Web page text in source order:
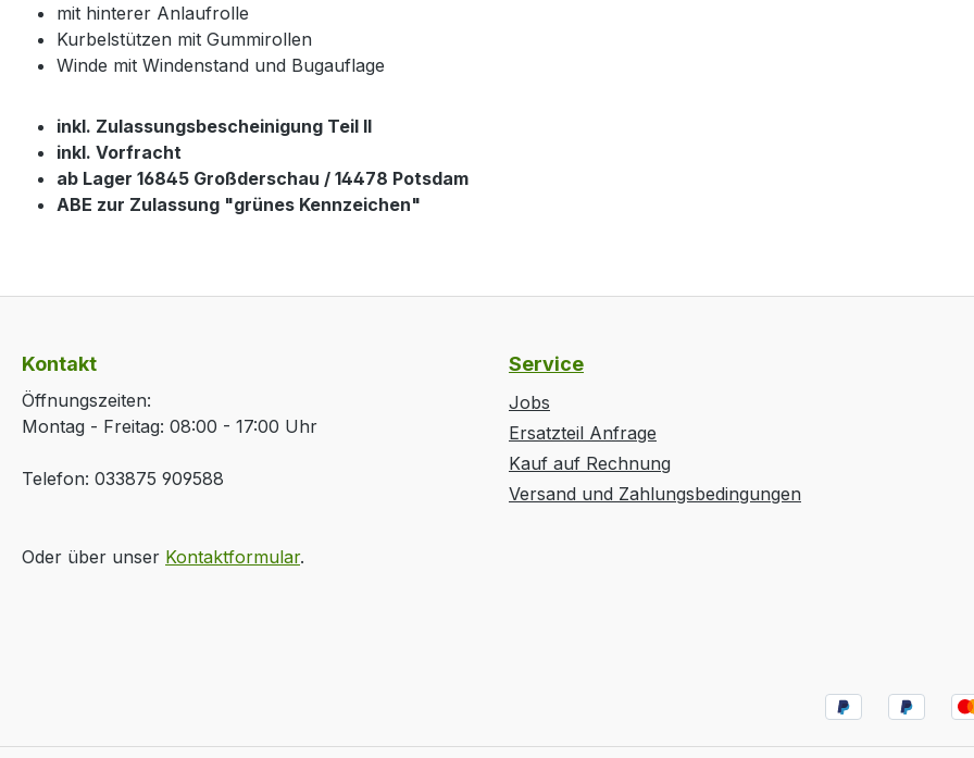
mit hinterer Anlaufrolle
Kurbelstützen mit Gummirollen
Winde mit Windenstand und Bugauflage
inkl. Zulassungsbescheinigung Teil II
inkl. Vorfracht
ab Lager 16845 Großderschau / 14478 Potsdam
ABE zur Zulassung "grünes Kennzeichen"
Kontakt
Öffnungszeiten:
Montag - Freitag: 08:00 - 17:00 Uhr
Telefon: 033875 909588
Oder über unser Kontaktformular.
Service
Jobs
Ersatzteil Anfrage
Kauf auf Rechnung
Versand und Zahlungsbedingungen